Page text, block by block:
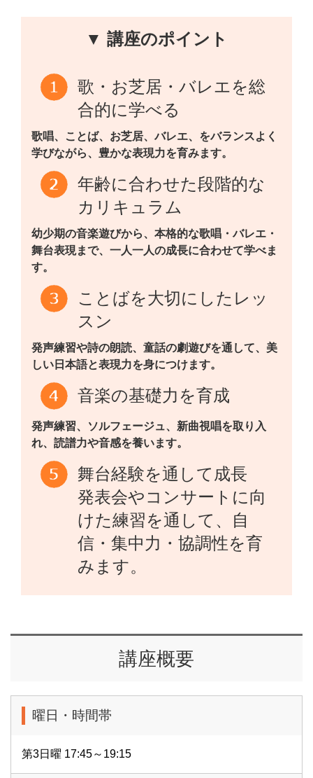
▼ 講座のポイント
歌・お芝居・バレエを総
合的に学べる
歌唱、ことば、お芝居、バレエ、をバランスよく
学びながら、豊かな表現力を育みます。
年齢に合わせた段階的な
カリキュラム
幼少期の音楽遊びから、本格的な歌唱・バレエ・
舞台表現まで、一人一人の成長に合わせて学べま
す。
ことばを大切にしたレッ
スン
発声練習や詩の朗読、童話の劇遊びを通して、美
しい日本語と表現力を身につけます。
音楽の基礎力を育成
発声練習、ソルフェージュ、新曲視唱を取り入
れ、読譜力や音感を養います。
舞台経験を通して成長
発表会やコンサートに向
けた練習を通して、自
信・集中力・協調性を育
みます。
講座概要
曜日・時間帯
第3日曜 17:45～19:15